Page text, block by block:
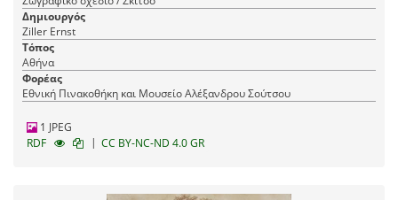
Δημιουργός
Ziller Ernst
Τόπος
Αθήνα
Φορέας
Εθνική Πινακοθήκη και Μουσείο Αλέξανδρου Σούτσου
1 JPEG
RDF
| CC BY-NC-ND 4.0 GR